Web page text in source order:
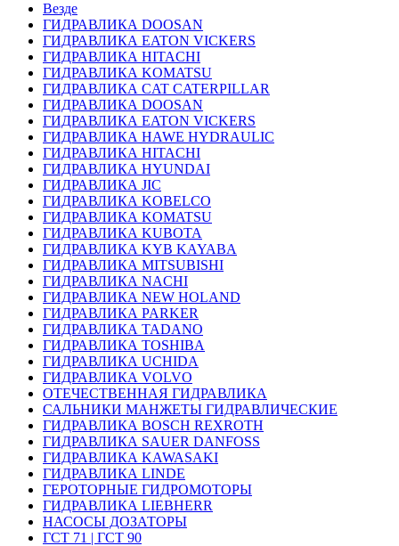
Везде
ГИДРАВЛИКА DOOSAN
ГИДРАВЛИКА EATON VICKERS
ГИДРАВЛИКА HITACHI
ГИДРАВЛИКА KOMATSU
ГИДРАВЛИКА CAT CATERPILLAR
ГИДРАВЛИКА DOOSAN
ГИДРАВЛИКА EATON VICKERS
ГИДРАВЛИКА HAWE HYDRAULIC
ГИДРАВЛИКА HITACHI
ГИДРАВЛИКА HYUNDAI
ГИДРАВЛИКА JIC
ГИДРАВЛИКА KOBELCO
ГИДРАВЛИКА KOMATSU
ГИДРАВЛИКА KUBOTA
ГИДРАВЛИКА KYB KAYABA
ГИДРАВЛИКА MITSUBISHI
ГИДРАВЛИКА NACHI
ГИДРАВЛИКА NEW HOLAND
ГИДРАВЛИКА PARKER
ГИДРАВЛИКА TADANO
ГИДРАВЛИКА TOSHIBA
ГИДРАВЛИКА UCHIDA
ГИДРАВЛИКА VOLVO
ОТЕЧЕСТВЕННАЯ ГИДРАВЛИКА
САЛЬНИКИ МАНЖЕТЫ ГИДРАВЛИЧЕСКИЕ
ГИДРАВЛИКА BOSCH REXROTH
ГИДРАВЛИКА SAUER DANFOSS
ГИДРАВЛИКА KAWASAKI
ГИДРАВЛИКА LINDE
ГЕРОТОРНЫЕ ГИДРОМОТОРЫ
ГИДРАВЛИКА LIEBHERR
НАСОСЫ ДОЗАТОРЫ
ГСТ 71 | ГСТ 90